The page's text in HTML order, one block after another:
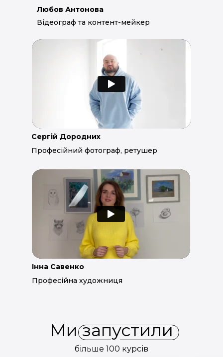
Любов Антонова
Відеограф та контент-мейкер
Сергій Дородних
Професійний фотограф, ретушер
Інна Савенко
Професійна художниця
Ми запустили
більше 100 курсів